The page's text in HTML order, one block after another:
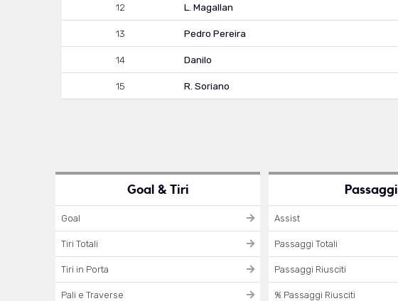
12 L. Magallan
13 Pedro Pereira
14 Danilo
15 R. Soriano
Goal & Tiri
Goal
Tiri Totali
Tiri in Porta
Pali e Traverse
Passaggi
Assist
Passaggi Totali
Passaggi Riusciti
% Passaggi Riusciti